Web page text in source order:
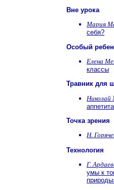
Вне урока
Мария
себя?
Особый
Елена
классы
Травник для
Николай
аппетита
Точка зрения
Н.
Технология
Г.
умы к